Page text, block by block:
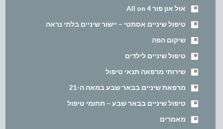
אול און פור All on 4
טיפול שיניים אסתטי – יישור שיניים בלתי נראה
שיקום הפה
טיפול שיניים לילדים
שירותי מרפאה תנאי טיפול
מרפאת שיניים בבאר שבע במאה ה-21
טיפול שיניים בבאר שבע – תחומי טיפול
מאמרים